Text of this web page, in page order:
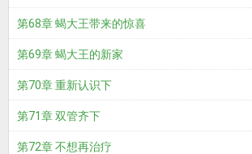
第68章 蝎大王带来的惊喜
第69章 蝎大王的新家
第70章 重新认识下
第71章 双管齐下
第72章 不想再治疗